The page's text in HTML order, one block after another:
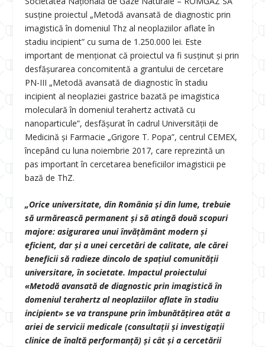
susține proiectul „Metodă avansată de diagnostic prin
imagistică în domeniul Thz al neoplaziilor aflate în
stadiu incipient” cu suma de 1.250.000 lei. Este
important de menționat că proiectul va fi susținut și prin
desfășurarea concomitentă a grantului de cercetare
PN-III „Metodă avansată de diagnostic în stadiu
incipient al neoplaziei gastrice bazată pe imagistica
moleculară în domeniul terahertz activată cu
nanoparticule”, desfășurat în cadrul Universității de
Medicină și Farmacie „Grigore T. Popa”, centrul CEMEX,
începând cu luna noiembrie 2017, care reprezintă un
pas important în cercetarea beneficiilor imagisticii pe
bază de ThZ.
„Orice universitate, din România și din lume, trebuie
să urmărească permanent și să atingă două scopuri
majore: asigurarea unui învățământ modern și
eficient, dar și a unei cercetări de calitate, ale cărei
beneficii să radieze dincolo de spațiul comunității
universitare, în societate. Impactul proiectului
«Metodă avansată de diagnostic prin imagistică în
domeniul terahertz al neoplaziilor aflate în stadiu
incipient» se va transpune prin îmbunătățirea atât a
ariei de servicii medicale (consultații și investigații
clinice de înaltă performanță) și cât și a cercetării